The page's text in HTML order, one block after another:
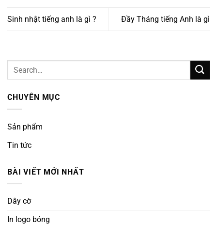
Sinh nhật tiếng anh là gì ? Đầy Tháng tiếng Anh là gì
CHUYÊN MỤC
Sản phẩm
Tin tức
BÀI VIẾT MỚI NHẤT
Dây cờ
In logo bóng